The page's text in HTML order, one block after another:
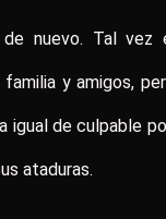
nuevo. Tal vez
y amigos,
igual de culpable
ataduras.